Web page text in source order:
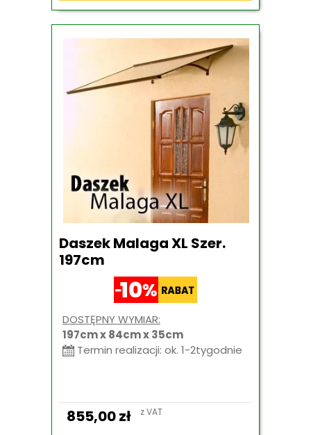
Daszek Malaga XL Szer.
197cm
DOSTĘPNY WYMIAR:
197cm x 84cm x 35cm
Termin realizacji: ok. 1-2tygodnie
855,00zł z VAT